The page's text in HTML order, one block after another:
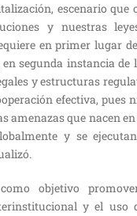
escenario que
y nuestras
en primer lugar
en segunda instancia
y estructuras
efectiva, pues
amenazas que nacen
y se
objetivo
y el uso